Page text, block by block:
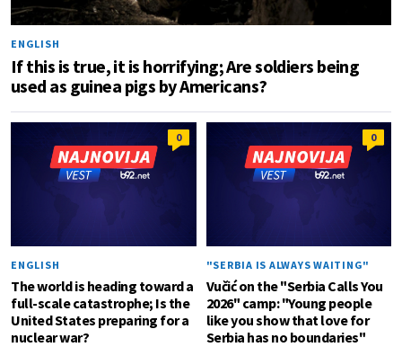
ENGLISH
If this is true, it is horrifying; Are soldiers being
used as guinea pigs by Americans?
0
ENGLISH
The world is heading toward a
full-scale catastrophe; Is the
United States preparing for a
nuclear war?
0
"SERBIA IS ALWAYS WAITING"
Vučić on the "Serbia Calls You
2026" camp: "Young people
like you show that love for
Serbia has no boundaries"